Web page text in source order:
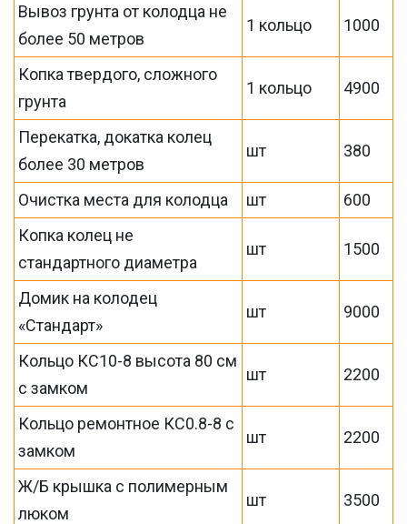
Вывоз грунта от колодца не
более 50 метров
1 кольцо 1000
Копка твердого, сложного
грунта
1 кольцо 4900
Перекатка, докатка колец
более 30 метров
шт 380
Очистка места для колодца шт
600
Копка колец не
стандартного диаметра
шт 1500
Домик на колодец
«Стандарт»
шт 9000
Кольцо КС10-8 высота 80 см
с замком
шт 2200
Кольцо ремонтное КС0.8-8 с
замком
шт 2200
Ж/Б крышка с полимерным
люком
шт 3500